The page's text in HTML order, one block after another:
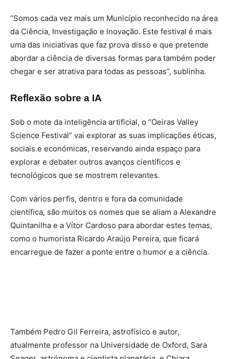
“Somos cada vez mais um Município reconhecido na área
da Ciência, Investigação e Inovação. Este festival é mais
uma das iniciativas que faz prova disso e que pretende
abordar a ciência de diversas formas para também poder
chegar e ser atrativa para todas as pessoas”, sublinha.
Reflexão sobre a IA
Sob o mote da inteligência artificial, o “Oeiras Valley
Science Festival” vai explorar as suas implicações éticas,
sociais e económicas, reservando ainda espaço para
explorar e debater outros avanços científicos e
tecnológicos que se mostrem relevantes.
Com vários perfis, dentro e fora da comunidade
científica, são muitos os nomes que se aliam a Alexandre
Quintanilha e a Vítor Cardoso para abordar estes temas,
como o humorista Ricardo Araújo Pereira, que ficará
encarregue de fazer a ponte entre o humor e a ciência.
Também Pedro Gil Ferreira, astrofísico e autor,
atualmente professor na Universidade de Oxford, Sara